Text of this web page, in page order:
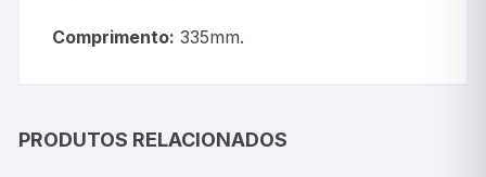
Comprimento: 335mm.
PRODUTOS RELACIONADOS